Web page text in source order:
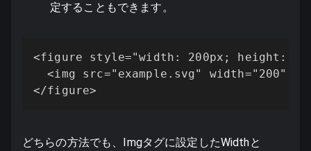
定することもできます。
<figure style="width: 200px; height:
<img src="example.svg" width="200"
</figure>
どちらの方法でも、Imgタグに設定したWidthと